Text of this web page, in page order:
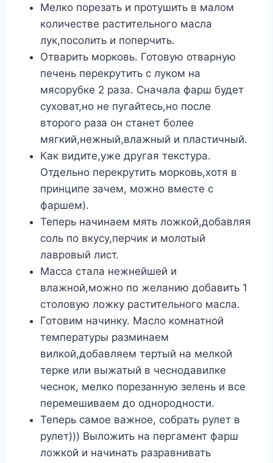
Мелко порезать и протушить в малом
количестве растительного масла
лук,посолить и поперчить.
Отварить морковь. Готовую отварную
печень перекрутить с луком на
мясорубке 2 раза. Сначала фарш будет
суховат,но не пугайтесь,но после
второго раза он станет более
мягкий,нежный,влажный и пластичный.
Как видите,уже другая текстура.
Отдельно перекрутить морковь,хотя в
принципе зачем, можно вместе с
фаршем).
Теперь начинаем мять ложкой,добавляя
соль по вкусу,перчик и молотый
лавровый лист.
Масса стала нежнейшей и
влажной,можно по желанию добавить 1
столовую ложку растительного масла.
Готовим начинку. Масло комнатной
температуры разминаем
вилкой,добавляем тертый на мелкой
терке или выжатый в чеснодавилке
чеснок, мелко порезанную зелень и все
перемешиваем до однородности.
Теперь самое важное, собрать рулет в
рулет))) Выложить на пергамент фарш
ложкой и начинать разравнивать